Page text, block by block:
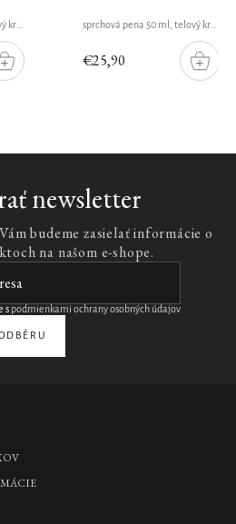
DO
KOŠÍKU
sprchová pena 50 ml, telový krém 70 ml, masážny olej 50 ml, sprej na vankúš a telo 20 ml
€25,90
DO
sprchová pena 50 ml, telový krém 70 ml, telová pena 50 ml, sprej na vlasy a telo 20 ml
newsletter
budeme zasielať informácie o
na našom e-shope.
s podmienkami ochrany osobných údajov